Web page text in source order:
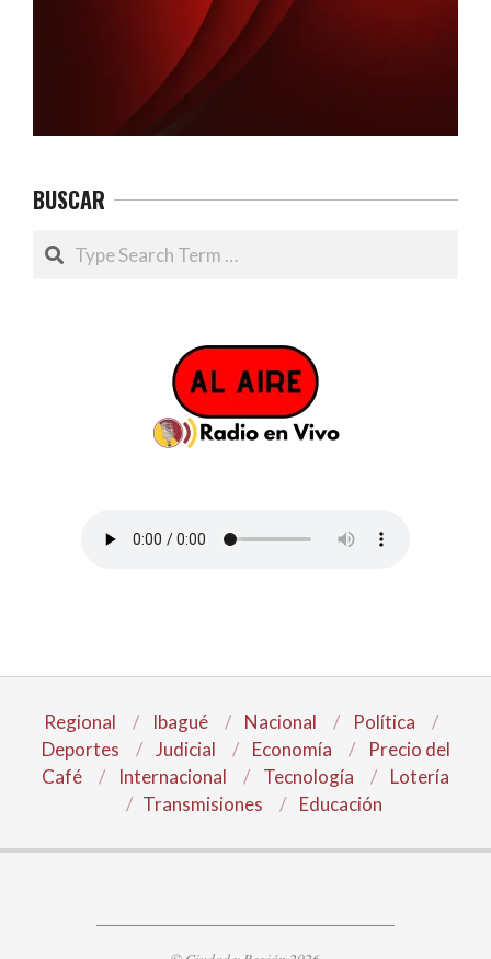
BUSCAR
Search
Regional Ibagué Nacional
Política
Deportes
Judicial Economía
Precio del
Café
Internacional Tecnología
Lotería
Transmisiones
Educación